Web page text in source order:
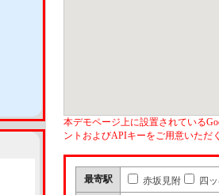
本デモページ上に設置されている
ントおよびAPIキーをご用意いただ
最寄駅 赤坂見附 四